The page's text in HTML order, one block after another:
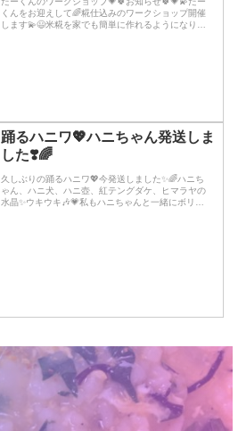
くんをお迎えして🌈糀仕込みのワークショップ開催
します💫😃米糀を家でも簡単に作れるようになりま
踊るハニワ💖ハニちゃん発送しま
した❣️🌈
久しぶりの踊るハニワ💖今発送しました✨🌈ハニち
ゃん、ハニ犬、ハニ壺、紅テングダケ、ヒマラヤの
水晶✨ウキウキ🎶💗私もハニちゃんと一緒にボリウ